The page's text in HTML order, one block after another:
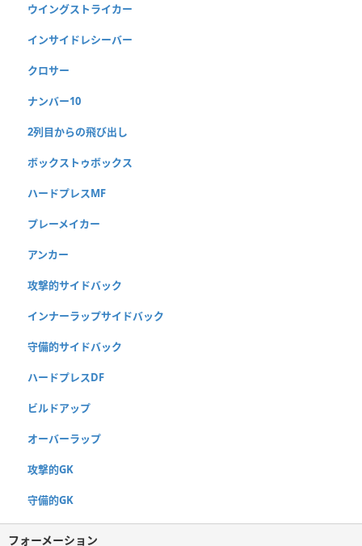
ウイングストライカー
インサイドレシーバー
クロサー
ナンバー10
2列目からの飛び出し
ボックストゥボックス
ハードプレスMF
プレーメイカー
アンカー
攻撃的サイドバック
インナーラップサイドバック
守備的サイドバック
ハードプレスDF
ビルドアップ
オーバーラップ
攻撃的GK
守備的GK
フォーメーション